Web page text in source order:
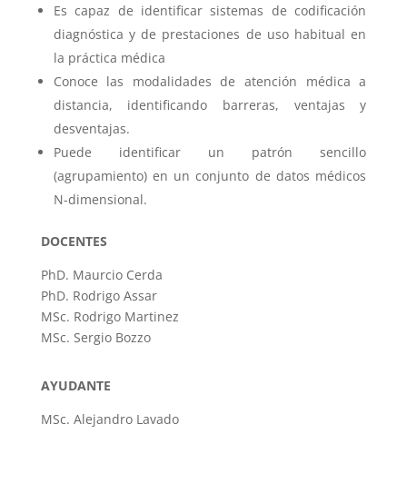
Es capaz de identificar sistemas de codificación
diagnóstica y de prestaciones de uso habitual en
la práctica médica
Conoce las modalidades de atención médica a
distancia, identificando barreras, ventajas y
desventajas.
Puede identificar un patrón sencillo
(agrupamiento) en un conjunto de datos médicos
N-dimensional.
DOCENTES
PhD. Maurcio Cerda
PhD. Rodrigo Assar
MSc. Rodrigo Martinez
MSc. Sergio Bozzo
AYUDANTE
MSc. Alejandro Lavado